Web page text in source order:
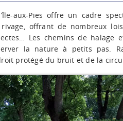
aux-Pies offre un cadre
offrant de nombreux
Les chemins de halage
la nature à petits pas.
protégé du bruit et de la